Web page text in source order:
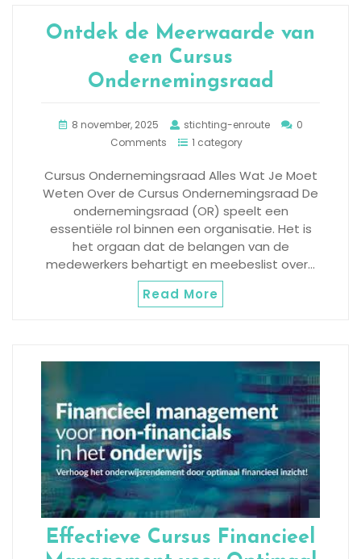
Ontdek de Meerwaarde van
een Cursus
Ondernemingsraad
8 november, 2025 stichting-enroute
0
Comments
1 category
Cursus Ondernemingsraad Alles Wat Je Moet
Weten Over de Cursus Ondernemingsraad De
ondernemingsraad (OR) speelt een
essentiële rol binnen een organisatie. Het is
het orgaan dat de belangen van de
medewerkers behartigt en meebeslist over…
Read More
Effectieve Cursus Financieel